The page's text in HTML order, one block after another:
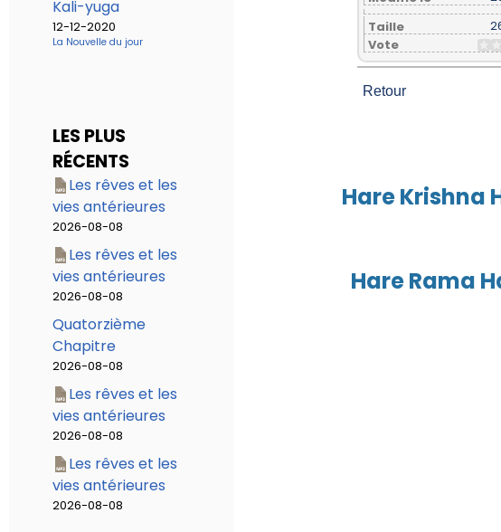
Kali-yuga
12-12-2020
La Nouvelle du jour
LES PLUS
RÉCENTS
Les rêves et les
vies antérieures
2026-08-08
Les rêves et les
vies antérieures
2026-08-08
Quatorzième
Chapitre
2026-08-08
Les rêves et les
vies antérieures
2026-08-08
Les rêves et les
vies antérieures
2026-08-08
Taille
Vote
Retour
Hare Krishna
Hare Rama